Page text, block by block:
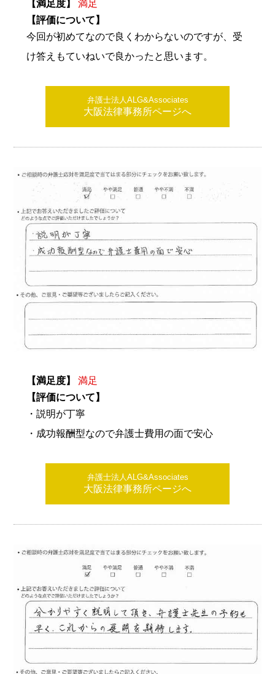
【満足度】
満足
【評価について】
今回が初めてなので良くわからないのですが、受
け答えもていねいで良かったと思います。
弁護士法人ALG&Associates
大阪法律事務所ページへ
【満足度】
満足
【評価について】
・説明が丁寧
・成功報酬型なので弁護士費用の面で安心
弁護士法人ALG&Associates
大阪法律事務所ページへ